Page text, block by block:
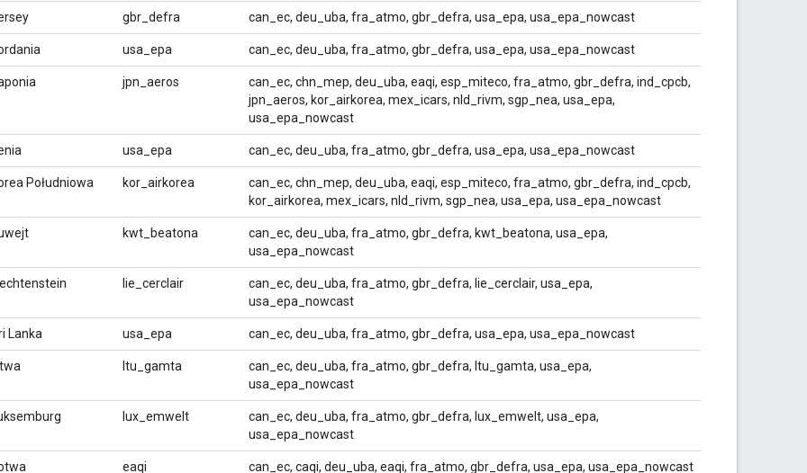
gbr_defra can_ec, deu_uba, fra_atmo, gbr_defra, usa_epa, usa_epa_nowcast
usa_epa can_ec, deu_uba, fra_atmo, gbr_defra, usa_epa, usa_epa_nowcast
jpn_aeros
can_ec, chn_mep, deu_uba, eaqi, esp_miteco, fra_atmo, gbr_defra, ind_cpcb,
jpn_aeros, kor_airkorea, mex_icars, nld_rivm, sgp_nea, usa_epa,
usa_epa_nowcast
usa_epa can_ec, deu_uba, fra_atmo, gbr_defra, usa_epa, usa_epa_nowcast
Południowa kor_airkorea
can_ec, chn_mep, deu_uba, eaqi, esp_miteco, fra_atmo, gbr_defra, ind_cpcb,
kor_airkorea, mex_icars, nld_rivm, sgp_nea, usa_epa, usa_epa_nowcast
kwt_beatona
can_ec, deu_uba, fra_atmo, gbr_defra, kwt_beatona, usa_epa,
usa_epa_nowcast
lie_cerclair
can_ec, deu_uba, fra_atmo, gbr_defra, lie_cerclair, usa_epa,
usa_epa_nowcast
Lanka usa_epa can_ec, deu_uba, fra_atmo, gbr_defra, usa_epa, usa_epa_nowcast
ltu_gamta
can_ec, deu_uba, fra_atmo, gbr_defra, ltu_gamta, usa_epa,
usa_epa_nowcast
lux_emwelt
can_ec, deu_uba, fra_atmo, gbr_defra, lux_emwelt, usa_epa,
usa_epa_nowcast
eaqi can_ec, caqi, deu_uba, eaqi, fra_atmo, gbr_defra, usa_epa, usa_epa_nowcast